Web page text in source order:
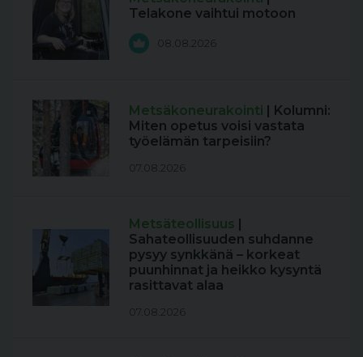
Telakone vaihtui motoon
08.08.2026
Metsäkoneurakointi | Kolumni:
Miten opetus voisi vastata
työelämän tarpeisiin?
07.08.2026
Metsäteollisuus |
Sahateollisuuden suhdanne
pysyy synkkänä – korkeat
puunhinnat ja heikko kysyntä
rasittavat alaa
07.08.2026